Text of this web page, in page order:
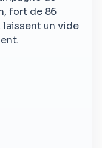
fort de 86
laissent un vide